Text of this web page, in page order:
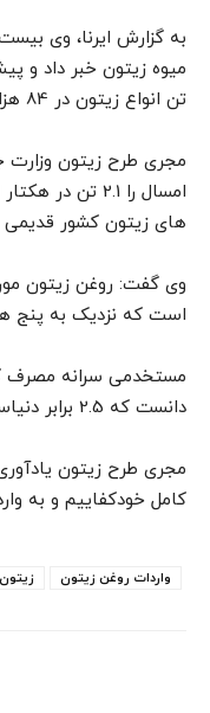
به گزارش ایرنا، وی
تن انواع زیتون در 84 هزار هکتار باغ های کشور تولید شود.
مجری طرح زیتون وزارت
های زیتون کشور
است که نزدیک به پنج هزارو 300 تن تولید
دانست که 2.5 برابر دنیاست.
مجری طرح زیتون
کامل خودکفاییم و به
زیتون واردات روغن زیتون